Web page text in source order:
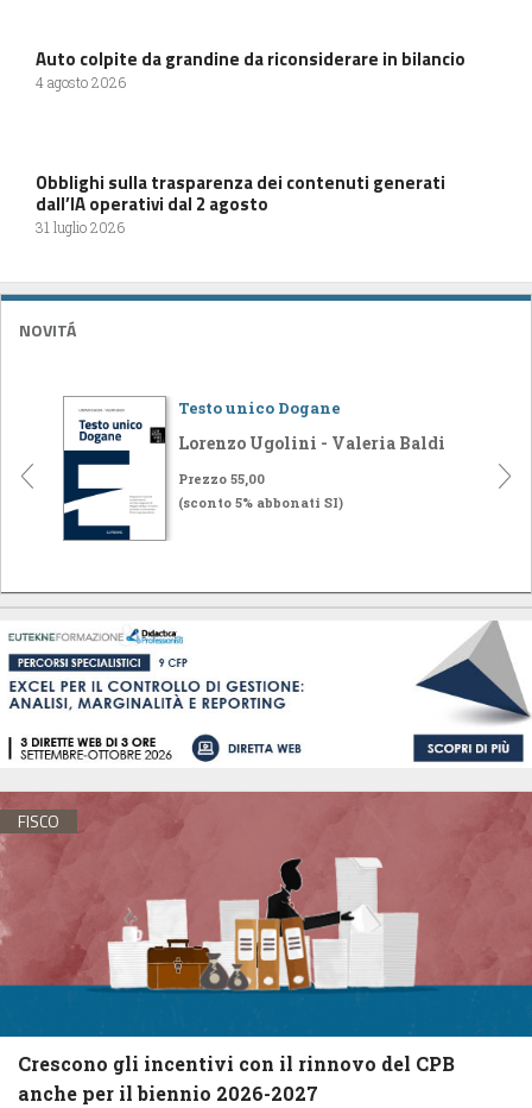
Auto colpite da grandine da riconsiderare in bilancio
4 agosto 2026
Obblighi sulla trasparenza dei contenuti generati
dall’IA operativi dal 2 agosto
31 luglio 2026
NOVITÁ
Testo unico Dogane
Lorenzo Ugolini - Valeria Baldi
Prezzo 55,00
(sconto 5% abbonati SI)
FISCO
Crescono gli incentivi con il rinnovo del CPB
anche per il biennio 2026-2027